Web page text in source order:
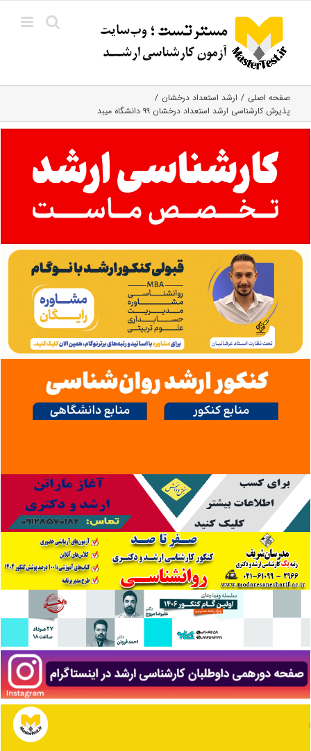
content
صفحه اصلی
ارشد استعداد درخشان
پذیرش کارشناسی ارشد استعداد درخشان ۹۹ دانشگاه میبد